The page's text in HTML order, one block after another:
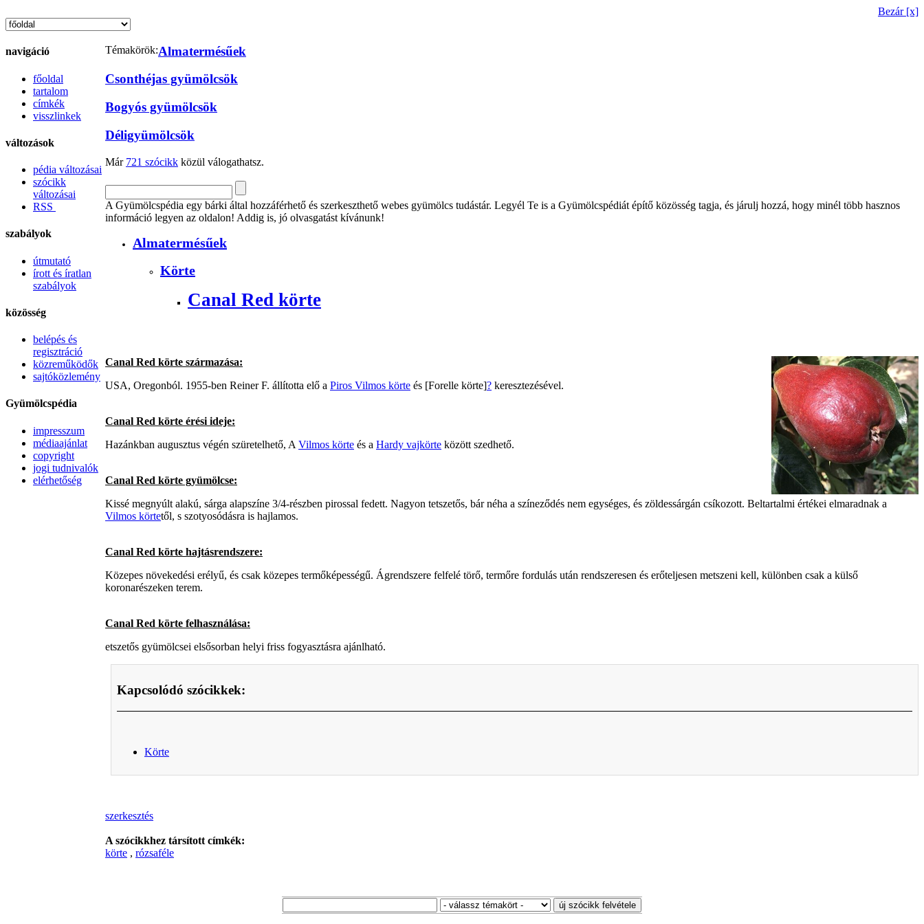
Bezár [x]
navigáció
főoldal
tartalom
címkék
visszlinkek
változások
pédia változásai
szócikk
változásai
RSS
szabályok
útmutató
írott és íratlan
szabályok
közösség
belépés és
regisztráció
közreműködők
sajtóközlemény
Gyümölcspédia
impresszum
médiaajánlat
copyright
jogi tudnivalók
elérhetőség
Témakörök:Almatermésűek
Csonthéjas gyümölcsök
Bogyós gyümölcsök
Déligyümölcsök
Már 721 szócikk közül válogathatsz.
A Gyümölcspédia egy bárki által hozzáférhető és szerkeszthető webes gyümölcs tudástár. Legyél Te is a Gyümölcspédiát építő közösség tagja, és járulj hozzá, hogy minél több hasznos
információ legyen az oldalon! Addig is, jó olvasgatást kívánunk!
Almatermésűek
Körte
Canal Red körte
Canal Red körte származása:
USA, Oregonból. 1955-ben Reiner F. állította elő a Piros Vilmos körte és [Forelle körte]? keresztezésével.
Canal Red körte érési ideje:
Hazánkban augusztus végén szüretelhető, A Vilmos körte és a Hardy vajkörte között szedhető.
Canal Red körte gyümölcse:
Kissé megnyúlt alakú, sárga alapszíne 3/4-részben pirossal fedett. Nagyon tetszetős, bár néha a színeződés nem egységes, és zöldessárgán csíkozott. Beltartalmi értékei elmaradnak a
Vilmos körtetől, s szotyosódásra is hajlamos.
Canal Red körte hajtásrendszere:
Közepes növekedési erélyű, és csak közepes termőképességű. Ágrendszere felfelé törő, termőre fordulás után rendszeresen és erőteljesen metszeni kell, különben csak a külső
koronarészeken terem.
Canal Red körte felhasználása:
etszetős gyümölcsei elsősorban helyi friss fogyasztásra ajánlható.
Kapcsolódó szócikkek:
Körte
szerkesztés
A szócikkhez társított címkék:
körte , rózsaféle